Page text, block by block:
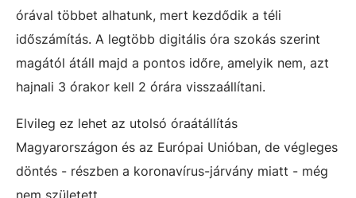
órával többet alhatunk, mert kezdődik a téli
időszámítás. A legtöbb digitális óra szokás szerint
magától átáll majd a pontos időre, amelyik nem, azt
hajnali 3 órakor kell 2 órára visszaállítani.
Elvileg ez lehet az utolsó óraátállítás
Magyarországon és az Európai Unióban, de végleges
döntés - részben a koronavírus-járvány miatt - még
nem született.